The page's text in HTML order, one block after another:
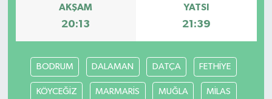
AKŞAM
20:13
YATSI
21:39
BODRUM DALAMAN DATÇA FETHİYE
KÖYCEĞİZ MARMARİS MUĞLA MİLAS